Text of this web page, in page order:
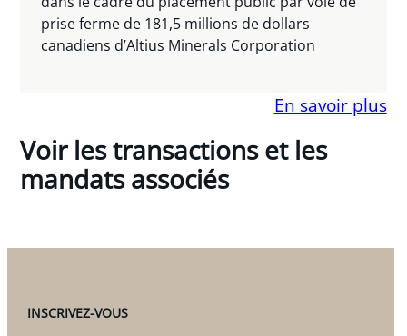
prise ferme de 181,5 millions de dollars
canadiens d’Altius Minerals Corporation
En savoir plus
Voir les transactions et les
mandats associés
INSCRIVEZ-VOUS